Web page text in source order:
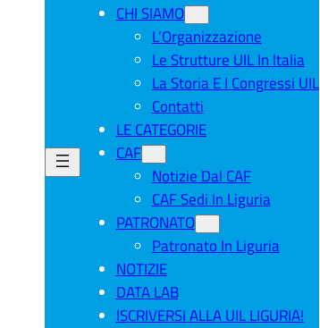
CHI SIAMO
L’Organizzazione
Le Strutture UIL In Italia
La Storia E I Congressi UIL
Contatti
LE CATEGORIE
CAF
Notizie Dal CAF
CAF Sedi In Liguria
PATRONATO
Patronato In Liguria
NOTIZIE
DATA LAB
ISCRIVERSI ALLA UIL LIGURIA!